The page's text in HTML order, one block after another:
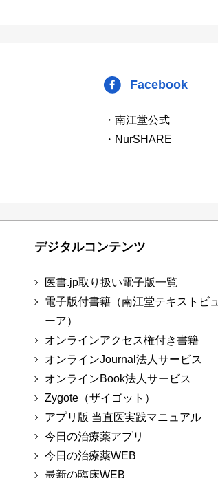
Facebook
・南江堂公式
・NurSHARE
デジタルコンテンツ
医書.jp取り扱い電子版一覧
電子版付書籍（南江堂テキストビュ
ーア）
オンラインアクセス権付き書籍
オンラインJournal法人サービス
オンラインBook法人サービス
Zygote（ザイゴット）
アプリ版 当直医実践マニュアル
今日の治療薬アプリ
今日の治療薬WEB
最新の臨床WEB